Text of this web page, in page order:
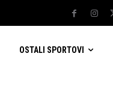
OSTALI SPORTOVI